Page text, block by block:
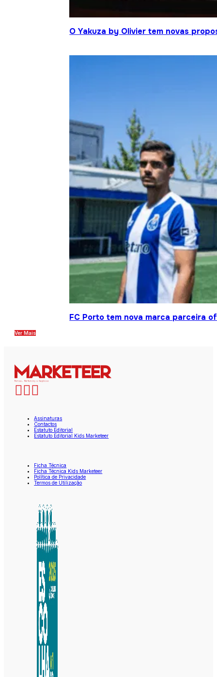
O Yakuza by Olivier tem novas
FC Porto tem nova marca parceira
Ver Mais
Assinaturas
Contactos
Estatuto Editorial
Estatuto Editorial Kids Marketeer
Ficha Técnica
Ficha Técnica Kids Marketeer
Política de Privacidade
Termos de Utilização